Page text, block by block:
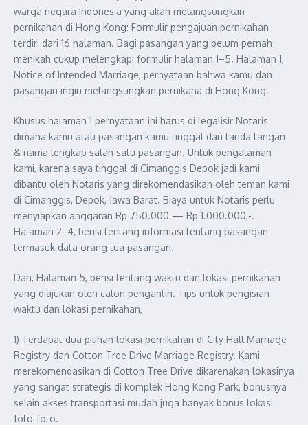
warga negara Indonesia yang akan melangsungkan
pernikahan di Hong Kong: Formulir pengajuan pernikahan
terdiri dari 16 halaman. Bagi pasangan yang belum pernah
menikah cukup melengkapi formulir halaman 1–5. Halaman 1,
Notice of Intended Marriage, pernyataan bahwa kamu dan
pasangan ingin melangsungkan pernikaha di Hong Kong.
Khusus halaman 1 pernyataan ini harus di legalisir Notaris
dimana kamu atau pasangan kamu tinggal dan tanda tangan
& nama lengkap salah satu pasangan. Untuk pengalaman
kami, karena saya tinggal di Cimanggis Depok jadi kami
dibantu oleh Notaris yang direkomendasikan oleh teman kami
di Cimanggis, Depok, Jawa Barat. Biaya untuk Notaris perlu
menyiapkan anggaran Rp 750.000 — Rp 1.000.000,-.
Halaman 2–4, berisi tentang informasi tentang pasangan
termasuk data orang tua pasangan.
Dan, Halaman 5, berisi tentang waktu dan lokasi pernikahan
yang diajukan oleh calon pengantin. Tips untuk pengisian
waktu dan lokasi pernikahan,
1) Terdapat dua pilihan lokasi pernikahan di City Hall Marriage
Registry dan Cotton Tree Drive Marriage Registry. Kami
merekomendasikan di Cotton Tree Drive dikarenakan lokasinya
yang sangat strategis di komplek Hong Kong Park, bonusnya
selain akses transportasi mudah juga banyak bonus lokasi
foto-foto.